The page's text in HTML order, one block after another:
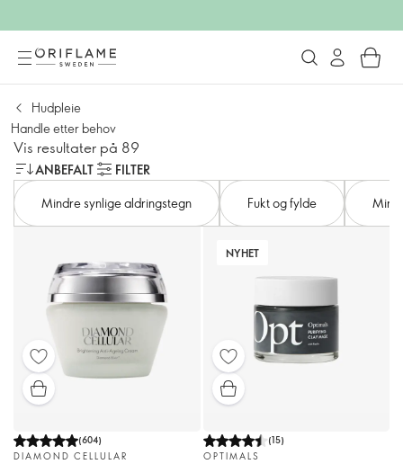
Hudpleie
Handle etter behov
Vis resultater på 89
ANBEFALT
FILTER
Mindre synlige aldringstegn
Fukt og fylde
(604)
DIAMOND CELLULAR
NYHET
(15)
OPTIMALS